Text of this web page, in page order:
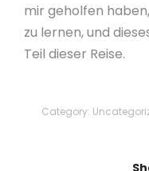
mir geholfen
zu lernen, und
Teil dieser Reise.
Category: